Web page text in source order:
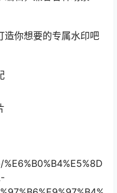
造你想要的专属水印吧